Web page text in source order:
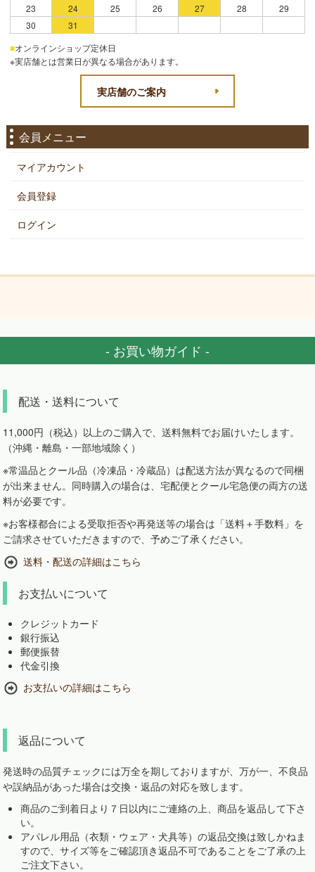
23
24 25 26 27 28
29
30
31
■オンラインショップ定休日
※実店舗とは営業日が異なる場合があります。
実店舗のご案内
会員メニュー
マイアカウント
会員登録
ログイン
- お買い物ガイド -
配送・送料について
11,000円（税込）以上のご購入で、送料無料でお届けいたします。
（沖縄・離島・一部地域除く）
※常温品とクール品（冷凍品・冷蔵品）は配送方法が異なるので同梱
が出来ません。同時購入の場合は、宅配便とクール宅急便の両方の送
料が必要です。
※お客様都合による受取拒否や再発送等の場合は「送料＋手数料」を
ご請求させていただきますので、予めご了承ください。
送料・配送の詳細はこちら
お支払いについて
クレジットカード
銀行振込
郵便振替
代金引換
お支払いの詳細はこちら
返品について
発送時の品質チェックには万全を期しておりますが、万が一、不良品
や誤納品があった場合は交換・返品の対応を致します。
商品のご到着日より７日以内にご連絡の上、商品を返品して下さ
い。
アパレル用品（衣類・ウェア・犬具等）の返品交換は致しかねま
すので、サイズ等をご確認頂き返品不可であることをご了承の上
ご注文下さい。